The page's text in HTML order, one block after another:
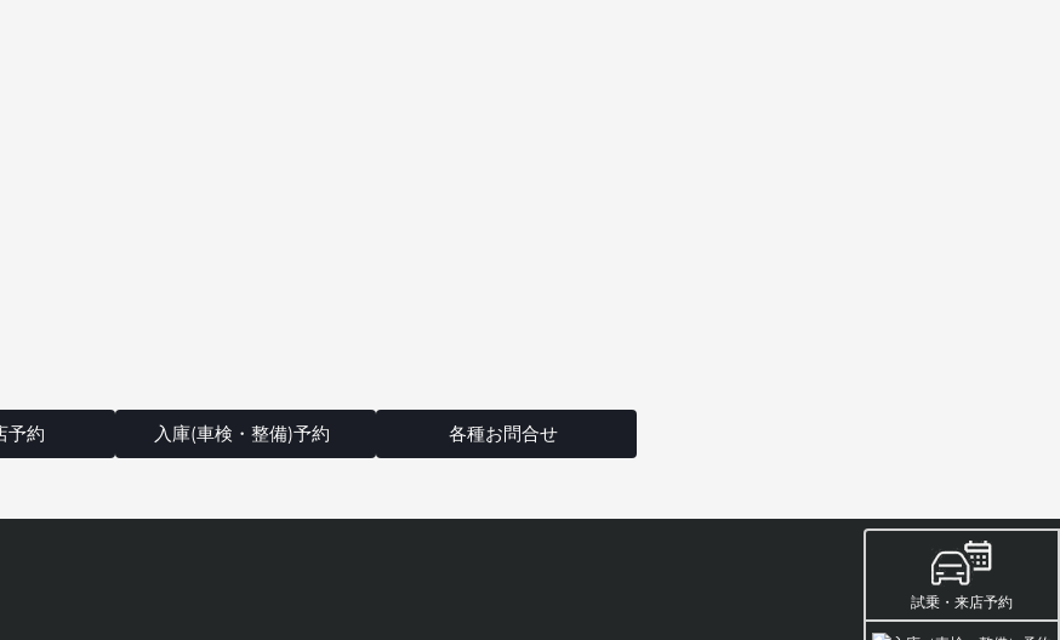
試乗・来店予約
予約 入庫(車検・整備)予約 各種お問合せ